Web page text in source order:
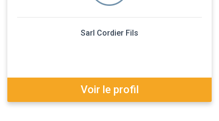
Sarl Cordier Fils
Voir le profil